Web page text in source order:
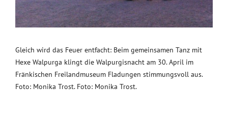
Gleich wird das Feuer entfacht: Beim gemeinsamen Tanz mit
Hexe Walpurga klingt die Walpurgisnacht am 30. April im
Fränkischen Freilandmuseum Fladungen stimmungsvoll aus.
Foto: Monika Trost. Foto: Monika Trost.